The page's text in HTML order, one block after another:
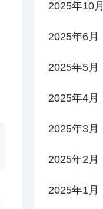
2025年10月
2025年6月
2025年5月
2025年4月
2025年3月
2025年2月
2025年1月